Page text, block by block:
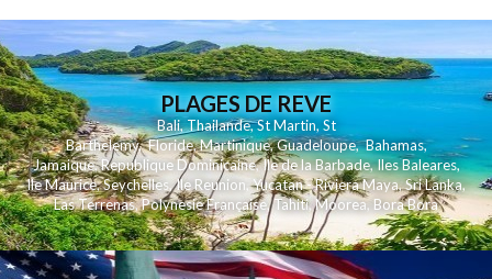
PLAGES DE REVE
Bali,Thailande,St Martin,St
Barthelemy,Floride,Martinique,Guadeloupe,Bahamas,
Jamaique,Republique Dominicaine,Ile de la Barbade,Iles Baleares,
Ile Maurice,Seychelles,Ile Reunion,Yucatan - Riviera Maya,Sri Lanka,
Las Terrenas,Polynesie Française,Tahiti,Moorea, Bora Bora